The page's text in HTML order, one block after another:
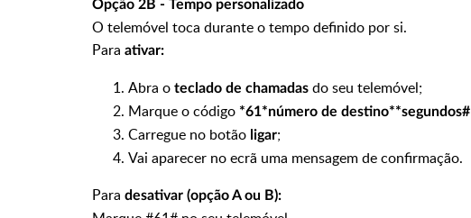
Opção 2B - Tempo personalizado
O telemóvel toca durante o tempo definido por si.
Para ativar:
Abra o teclado de chamadas do seu telemóvel;
Marque o código *61*número de destino**segundos#
Carregue no botão ligar;
Vai aparecer no ecrã uma mensagem de confirmação.
Para desativar (opção A ou B):